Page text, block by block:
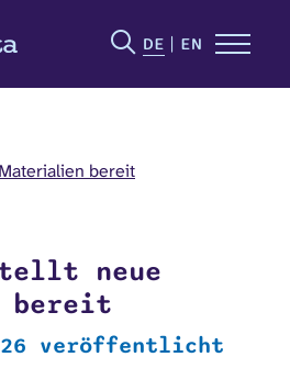
DE EN
bereit
neue
bereit
veröffentlicht